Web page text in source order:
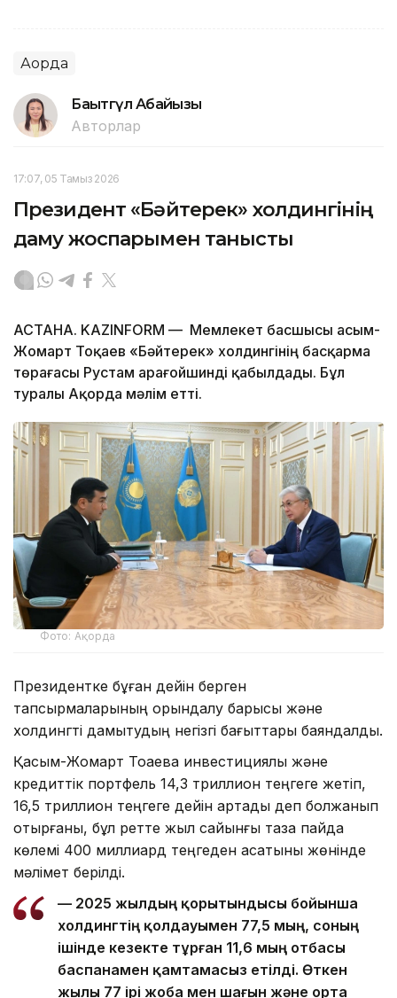
Ақорда
Бақытгүл Абайқызы
Авторлар
17:07, 05 Тамыз 2026
Президент «Бәйтерек» холдингінің
даму жоспарымен танысты
АСТАНА. KAZINFORM — Мемлекет басшысы Қасым-
Жомарт Тоқаев «Бәйтерек» холдингінің басқарма
төрағасы Рустам Қарағойшинді қабылдады. Бұл
туралы Ақорда мәлім етті.
Фото: Ақорда
Президентке бұған дейін берген
тапсырмаларының орындалу барысы және
холдингті дамытудың негізгі бағыттары баяндалды.
Қасым-Жомарт Тоқаевқа инвестициялық және
кредиттік портфель 14,3 триллион теңгеге жетіп,
16,5 триллион теңгеге дейін артады деп болжанып
отырғаны, бұл ретте жыл сайынғы таза пайда
көлемі 400 миллиард теңгеден асатыны жөнінде
мәлімет берілді.
— 2025 жылдың қорытындысы бойынша
холдингтің қолдауымен 77,5 мың, соның
ішінде кезекте тұрған 11,6 мың отбасы
баспанамен қамтамасыз етілді. Өткен
жылы 77 ірі жоба мен шағын және орта